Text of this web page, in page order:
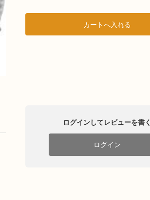
ログインしてレビューを書く
ログイン